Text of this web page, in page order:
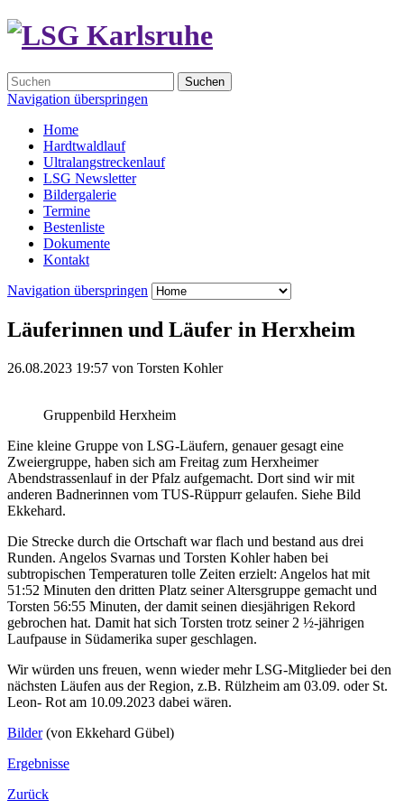
Suchen
Navigation überspringen
Home
Hardtwaldlauf
Ultralangstreckenlauf
LSG Newsletter
Bildergalerie
Termine
Bestenliste
Dokumente
Kontakt
Navigation überspringen
Läuferinnen und Läufer in Herxheim
26.08.2023 19:57 von Torsten Kohler
Gruppenbild Herxheim
Eine kleine Gruppe von LSG-Läufern, genauer gesagt eine
Zweiergruppe, haben sich am Freitag zum Herxheimer
Abendstrassenlauf in der Pfalz aufgemacht. Dort sind wir mit
anderen Badnerinnen vom TUS-Rüppurr gelaufen. Siehe Bild
Ekkehard.
Die Strecke durch die Ortschaft war flach und bestand aus drei
Runden. Angelos Svarnas und Torsten Kohler haben bei
subtropischen Temperaturen tolle Zeiten erzielt: Angelos hat mit
51:52 Minuten den dritten Platz seiner Altersgruppe gemacht und
Torsten 56:55 Minuten, der damit seinen diesjährigen Rekord
gebrochen hat. Damit hat sich Torsten trotz seiner 2 ½-jährigen
Laufpause in Südamerika super geschlagen.
Wir würden uns freuen, wenn wieder mehr LSG-Mitglieder bei den
nächsten Läufen aus der Region, z.B. Rülzheim am 03.09. oder St.
Leon- Rot am 10.09.2023 dabei wären.
Bilder(von Ekkehard Gübel)
Ergebnisse
Zurück